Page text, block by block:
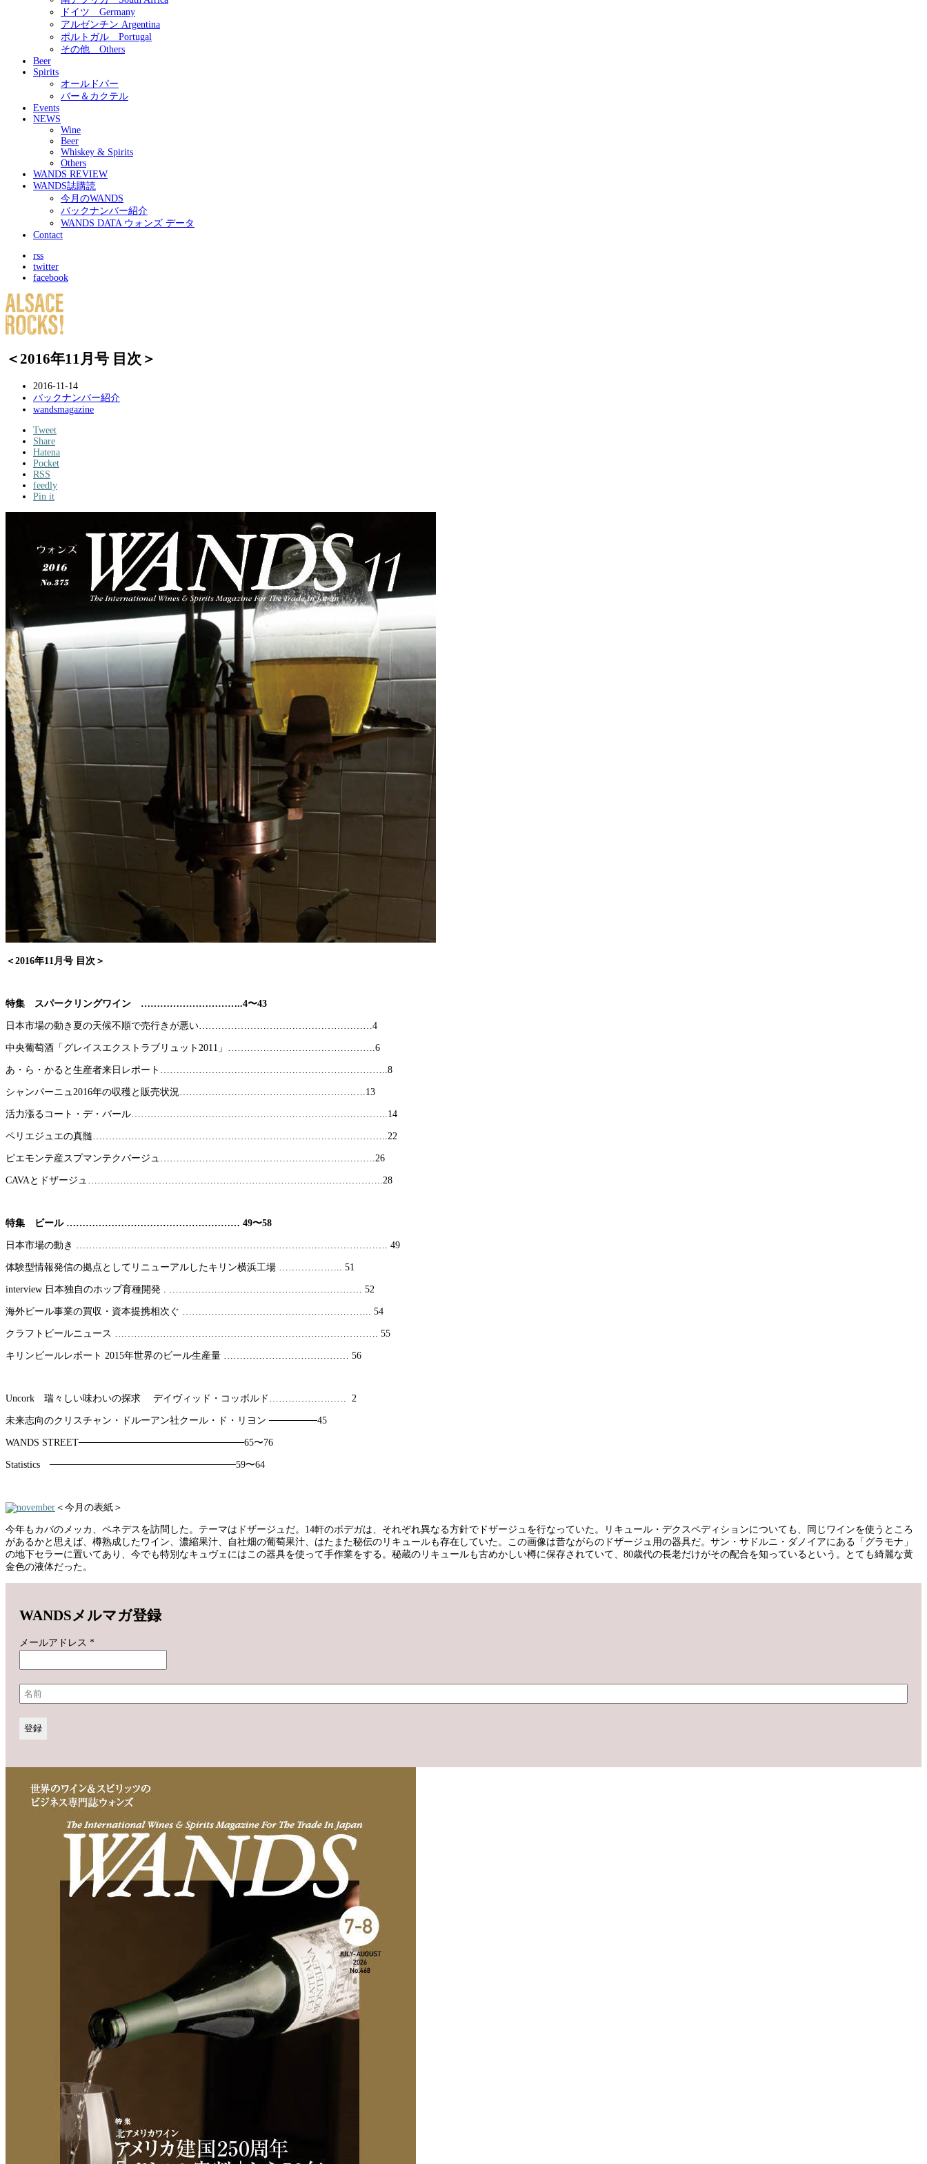
ドイツ Germany
アルゼンチン Argentina
ポルトガル Portugal
その他 Others
Beer
Spirits
オールドパー
バー＆カクテル
Events
NEWS
Wine
Beer
Whiskey & Spirits
Others
WANDS REVIEW
WANDS誌購読
今月のWANDS
バックナンバー紹介
WANDS DATA ウォンズ データ
Contact
rss
twitter
facebook
＜2016年11月号 目次＞
2016-11-14
バックナンバー紹介
wandsmagazine
Tweet
Share
Hatena
Pocket
RSS
feedly
Pin it
＜2016年11月号 目次＞
特集 スパークリングワイン …………………………..4〜43
日本市場の動き夏の天候不順で売行きが悪い………………………………………………4
中央葡萄酒「グレイスエクストラブリュット2011」……………………………………….6
あ・ら・かると生産者来日レポート……………………………………………………………..8
シャンパーニュ2016年の収穫と販売状況………………………………………………….13
活力漲るコート・デ・バール……………………………………………………………………..14
ペリエジュエの真髄………………………………………………………………………………..22
ピエモンテ産スプマンテクバージュ………………………………………………………….26
CAVAとドザージュ………………………………………………………………………………..28
特集 ビール ……………………………………………… 49〜58
日本市場の動き ……………………………………………………………………………………. 49
体験型情報発信の拠点としてリニューアルしたキリン横浜工場 ……………….. 51
interview 日本独自のホップ育種開発 . …………………………………………………… 52
海外ビール事業の買収・資本提携相次ぐ ………………………………………………….. 54
クラフトビールニュース ………………………………………………………………………. 55
キリンビールレポート 2015年世界のビール生産量 ………………………………… 56
Uncork 瑞々しい味わいの探求 デイヴィッド・コッボルド…………………… 2
未来志向のクリスチャン・ドルーアン社クール・ド・リヨン ───────45
WANDS STREET────────────────────────65〜76
Statistics ───────────────────────────59〜64
＜今月の表紙＞
今年もカバのメッカ、ペネデスを訪問した。テーマはドザージュだ。14軒のボデガは、それぞれ異なる方針でドザージュを行なっていた。リキュール・デクスペディションについても、同じワインを使うところ
があるかと思えば、樽熟成したワイン、濃縮果汁、自社畑の葡萄果汁、はたまた秘伝のリキュールも存在していた。この画像は昔ながらのドザージュ用の器具だ。サン・サドルニ・ダノイアにある「グラモナ」
の地下セラーに置いてあり、今でも特別なキュヴェにはこの器具を使って手作業をする。秘蔵のリキュールも古めかしい樽に保存されていて、80歳代の長老だけがその配合を知っているという。とても綺麗な黄
金色の液体だった。
WANDSメルマガ登録
メールアドレス *